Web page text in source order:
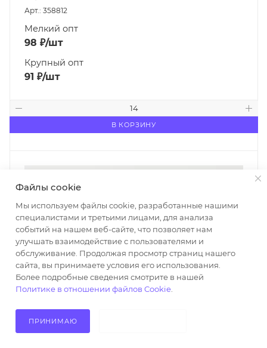
Арт.: 358812
Мелкий опт
98 ₽/шт
Крупный опт
91 ₽/шт
В КОРЗИНУ
Файлы cookie
Мы используем файлы cookie, разработанные нашими
специалистами и третьими лицами, для анализа
событий на нашем веб-сайте, что позволяет нам
улучшать взаимодействие с пользователями и
обслуживание. Продолжая просмотр страниц нашего
сайта, вы принимаете условия его использования.
Более подробные сведения смотрите в нашей
Политике в отношении файлов Cookie
ПРИНИМАЮ